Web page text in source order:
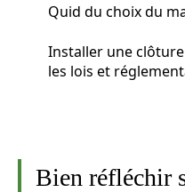
Quid du choix du
Installer une
les lois et
Bien réfléchir